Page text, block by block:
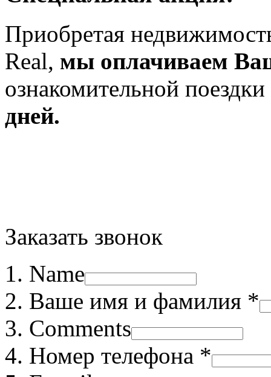
Приобретая
Real, мы оплачиваем
ознакомительной
дней.
Заказать звонок
Name
Ваше имя и фамилия *
Comments
Номер телефона *